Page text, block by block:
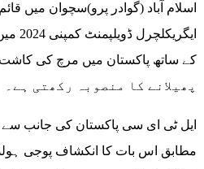
اسلام آباد (گوادر پرو)سچوان میں
پھیلانے کا منصوبہ رکھتی ہے۔
ایل ٹی ای سی پاکستان کی جانب
مطابق اس بات کا انکشاف پوجی